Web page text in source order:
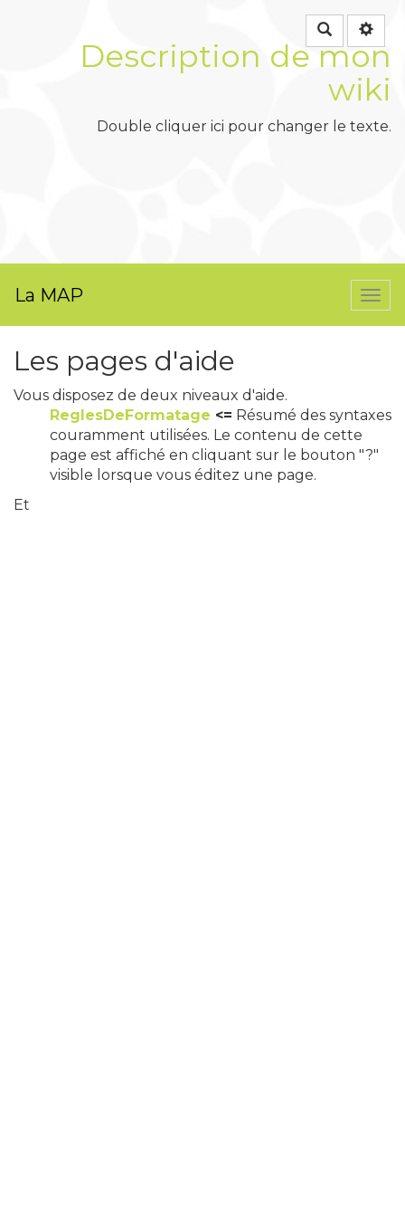
Rechercher
Description de mon
wiki
Double cliquer ici pour changer le texte.
La MAP
Les pages d'aide
Vous disposez de deux niveaux d'aide.
ReglesDeFormatage <= Résumé des syntaxes
couramment utilisées. Le contenu de cette
page est affiché en cliquant sur le bouton "?"
visible lorsque vous éditez une page.
Et